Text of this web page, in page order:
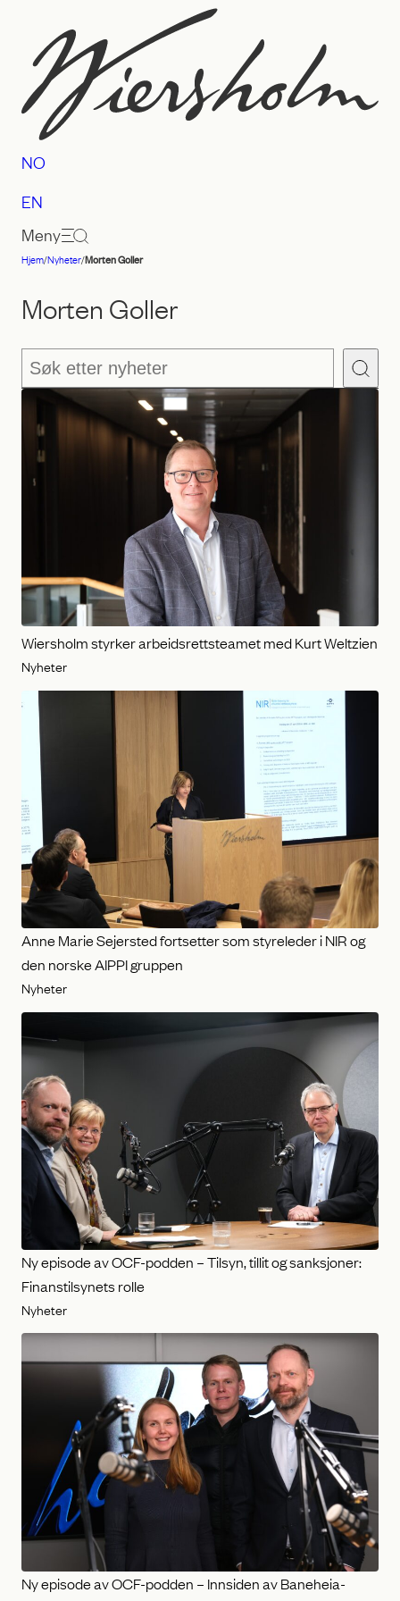
innhold
Advokatfirmaet
Wiersholm
NO
EN
Meny
Hjem/Nyheter/Morten Goller
Morten Goller
Søk
Wiersholm styrker arbeidsrettsteamet med Kurt Weltzien
Nyheter
Anne Marie Sejersted fortsetter som styreleder i NIR og
den norske AIPPI gruppen
Nyheter
Ny episode av OCF-podden – Tilsyn, tillit og sanksjoner:
Finanstilsynets rolle
Nyheter
Ny episode av OCF-podden – Innsiden av Baneheia-